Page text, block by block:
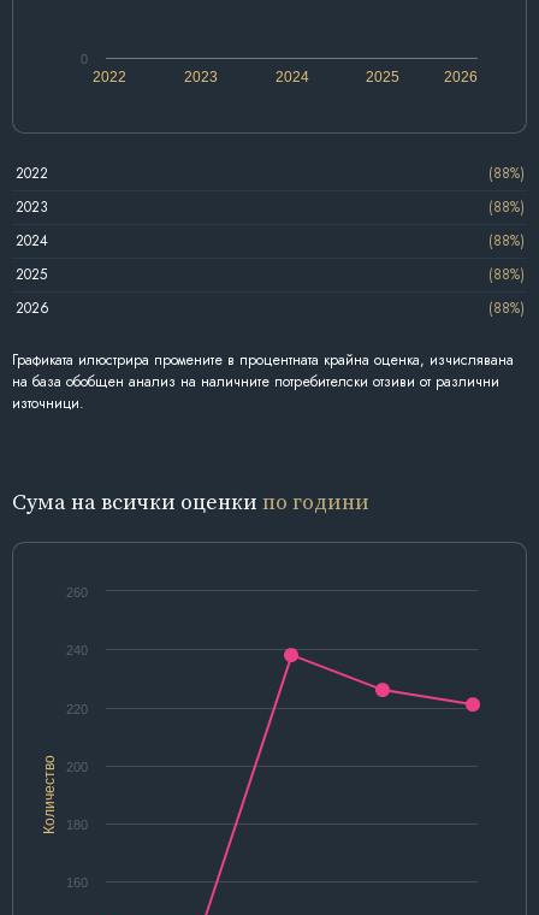
2022 2024 2026
2023 2025
0
2022
(88%)
2023
(88%)
2024
(88%)
2025
(88%)
2026
(88%)
Графиката илюстрира промените в процентната крайна оценка, изчислявана
на база обобщен анализ на наличните потребителски отзиви от различни
източници.
Сума на всички оценки по години
Количество
160
180
200
220
240
260